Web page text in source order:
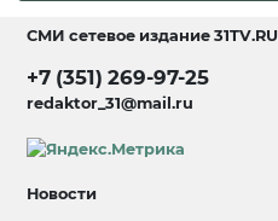
СМИ сетевое издание31TV.RU
+7 (351) 269-97-25
redaktor_31@mail.ru
Новости